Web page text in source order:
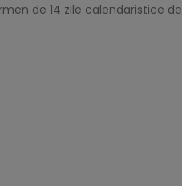
de 14 zile calendaristice